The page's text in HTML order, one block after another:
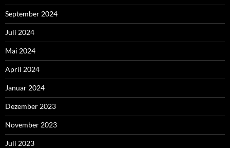
September 2024
Juli 2024
Mai 2024
April 2024
Januar 2024
Dezember 2023
November 2023
Juli 2023